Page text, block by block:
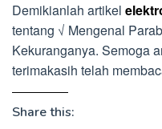
Demikianlah artikel
tentang √ Mengenal
Kekuranganya. Semoga
terimakasih telah
Share this: